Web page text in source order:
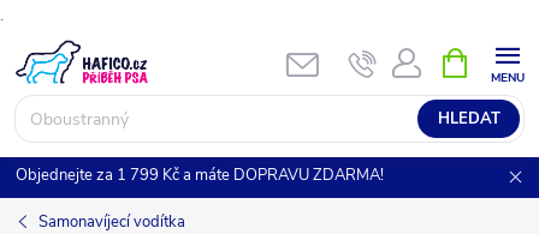
.
na
obsah
HLEDAT
NÁKUPNÍ
KOŠÍK
Objednejte za 1 799 Kč a máte DOPRAVU ZDARMA!
Samonavíjecí vodítka